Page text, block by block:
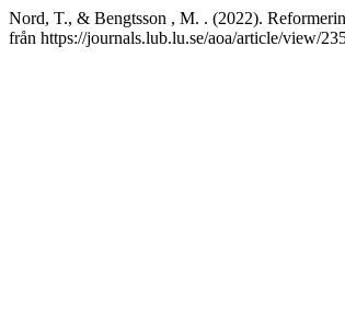
Nord, T., & Bengtsson , M. . (2022).
från https://journals.lub.lu.se/aoa/article/view/